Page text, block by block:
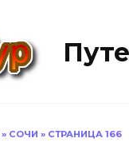
» СОЧИ » СТРАНИЦА 166